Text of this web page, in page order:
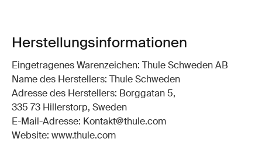
Herstellungsinformationen
Eingetragenes Warenzeichen: Thule Schweden AB
Name des Herstellers: Thule Schweden
Adresse des Herstellers: Borggatan 5,
335 73 Hillerstorp, Sweden
E-Mail-Adresse: Kontakt@thule.com
Website: www.thule.com